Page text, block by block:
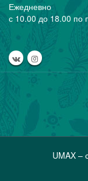
Ежедневно
с 10.00 до 18.00 по
UMAX –